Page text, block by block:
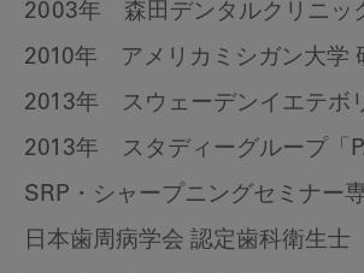
2003年 森田デンタルクリニッ
2010年 アメリカミシガン大学
2013年 スウェーデンイエテボ
2013年 スタディーグループ「
SRP・シャープニングセミナー
日本歯周病学会 認定歯科衛生士